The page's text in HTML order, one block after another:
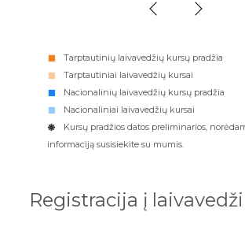
Tarptautinių laivavedžių kursų pradžia
Tarptautiniai laivavedžių kursai
Nacionalinių laivavedžių kursų pradžia
Nacionaliniai laivavedžių kursai
Kursų pradžios datos preliminarios,
informaciją susisiekite su mumis.
Registracija į